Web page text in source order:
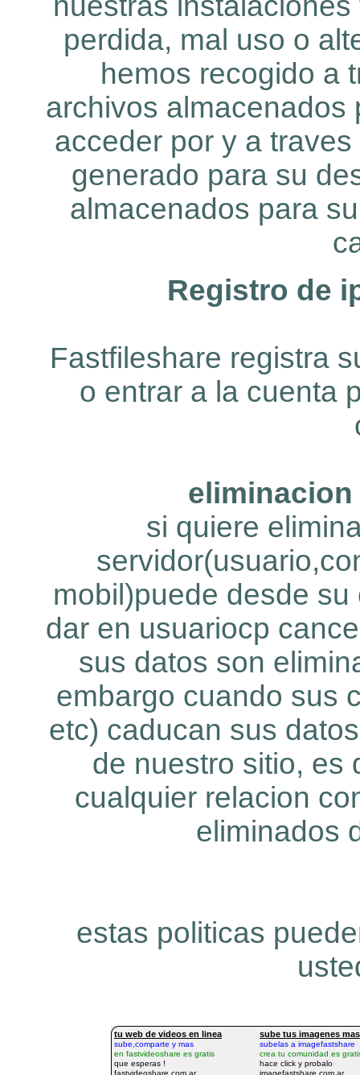
perdida, mal uso o
hemos recogido a
archivos almacenados
acceder por y a
generado para su
almacenados para
Registro de
Fastfileshare registra
o entrar a la cuenta
si quiere
mobil)puede desde
dar en usuariocp
sus datos son
embargo cuando sus
etc) caducan sus
de nuestro sitio, es
cualquier relacion
eliminados
estas politicas